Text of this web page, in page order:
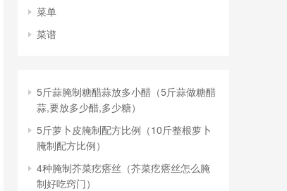
菜单
菜谱
5斤蒜腌制糖醋蒜放多小醋（5斤蒜做糖醋
蒜,要放多少醋,多少糖）
5斤萝卜皮腌制配方比例（10斤整根萝卜
腌制配方比例）
4种腌制芥菜疙瘩丝（芥菜疙瘩丝怎么腌
制好吃窍门）